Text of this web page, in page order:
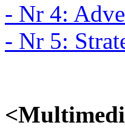
- Nr 4:
- Nr 5: